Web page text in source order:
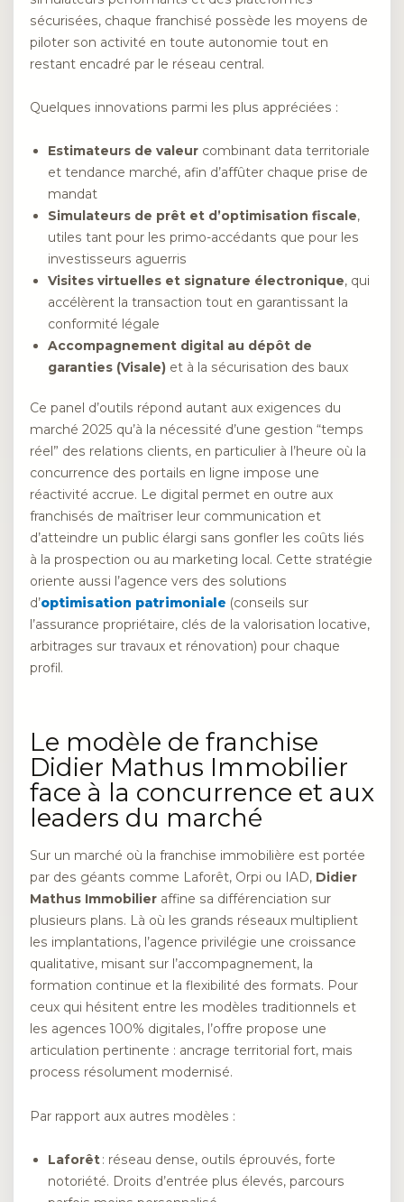
sécurisées, chaque franchisé possède les moyens de
piloter son activité en toute autonomie tout en
restant encadré par le réseau central.
Quelques innovations parmi les plus appréciées :
Estimateurs de valeur combinant data territoriale
et tendance marché, afin d’affûter chaque prise de
mandat
Simulateurs de prêt et d’optimisation fiscale,
utiles tant pour les primo-accédants que pour les
investisseurs aguerris
Visites virtuelles et signature électronique, qui
accélèrent la transaction tout en garantissant la
conformité légale
Accompagnement digital au dépôt de
garanties (Visale) et à la sécurisation des baux
Ce panel d’outils répond autant aux exigences du
marché 2025 qu’à la nécessité d’une gestion “temps
réel” des relations clients, en particulier à l’heure où la
concurrence des portails en ligne impose une
réactivité accrue. Le digital permet en outre aux
franchisés de maîtriser leur communication et
d’atteindre un public élargi sans gonfler les coûts liés
à la prospection ou au marketing local. Cette stratégie
oriente aussi l’agence vers des solutions
d’optimisation patrimoniale (conseils sur
l’assurance propriétaire, clés de la valorisation locative,
arbitrages sur travaux et rénovation) pour chaque
profil.
Le modèle de franchise
Didier Mathus Immobilier
face à la concurrence et aux
leaders du marché
Sur un marché où la franchise immobilière est portée
par des géants comme Laforêt, Orpi ou IAD, Didier
Mathus Immobilier affine sa différenciation sur
plusieurs plans. Là où les grands réseaux multiplient
les implantations, l’agence privilégie une croissance
qualitative, misant sur l’accompagnement, la
formation continue et la flexibilité des formats. Pour
ceux qui hésitent entre les modèles traditionnels et
les agences 100% digitales, l’offre propose une
articulation pertinente : ancrage territorial fort, mais
process résolument modernisé.
Par rapport aux autres modèles :
Laforêt: réseau dense, outils éprouvés, forte
notoriété. Droits d’entrée plus élevés, parcours